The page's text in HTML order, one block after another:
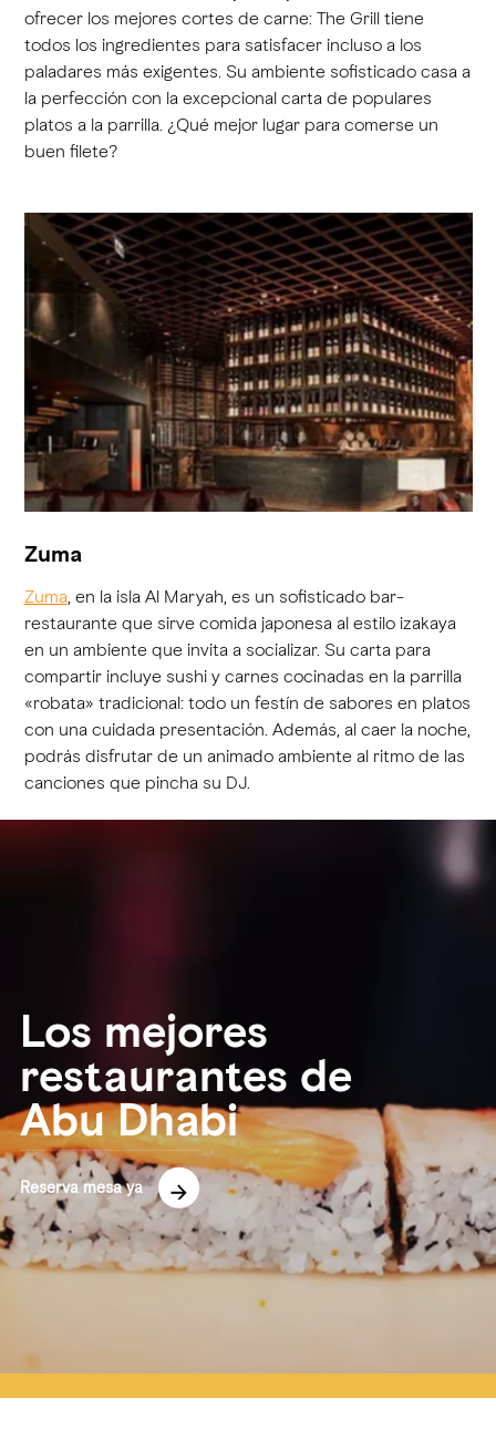
ofrecer los mejores cortes de carne: The Grill tiene
todos los ingredientes para satisfacer incluso a los
paladares más exigentes. Su ambiente sofisticado casa a
la perfección con la excepcional carta de populares
platos a la parrilla. ¿Qué mejor lugar para comerse un
buen filete?
Zuma
Zuma , en la isla Al Maryah, es un sofisticado bar-
restaurante que sirve comida japonesa al estilo izakaya
en un ambiente que invita a socializar. Su carta para
compartir incluye sushi y carnes cocinadas en la parrilla
«robata» tradicional: todo un festín de sabores en platos
con una cuidada presentación. Además, al caer la noche,
podrás disfrutar de un animado ambiente al ritmo de las
canciones que pincha su DJ.
Los mejores
restaurantes de
Abu Dhabi
Reserva mesa ya